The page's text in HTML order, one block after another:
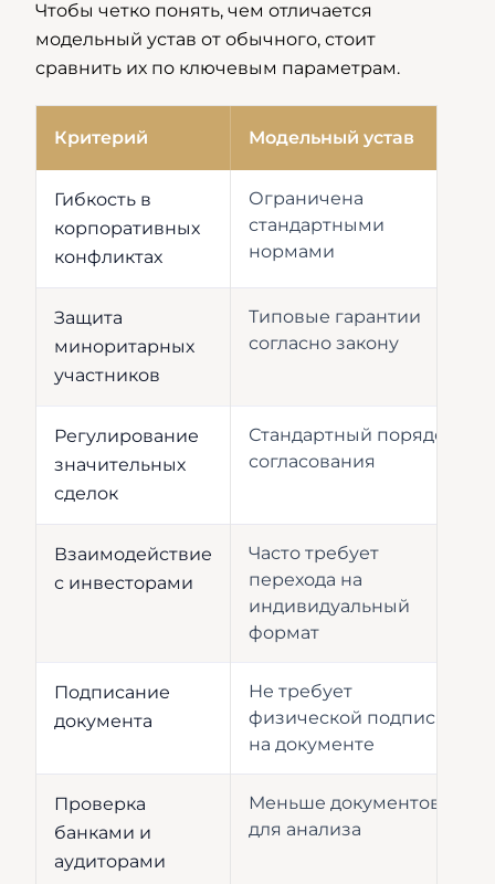
Чтобы четко понять, чем отличается
модельный устав от обычного, стоит
сравнить их по ключевым параметрам.
Критерий Модельный устав
Гибкость в
корпоративных
конфликтах
Ограничена
стандартными
нормами
Защита
миноритарных
участников
Типовые гарантии
согласно закону
Регулирование
значительных
сделок
Стандартный порядок
согласования
Взаимодействие
с инвесторами
Часто требует
перехода на
индивидуальный
формат
Подписание
документа
Не требует
физической подписи
на документе
Проверка
банками и
аудиторами
Меньше документов
для анализа